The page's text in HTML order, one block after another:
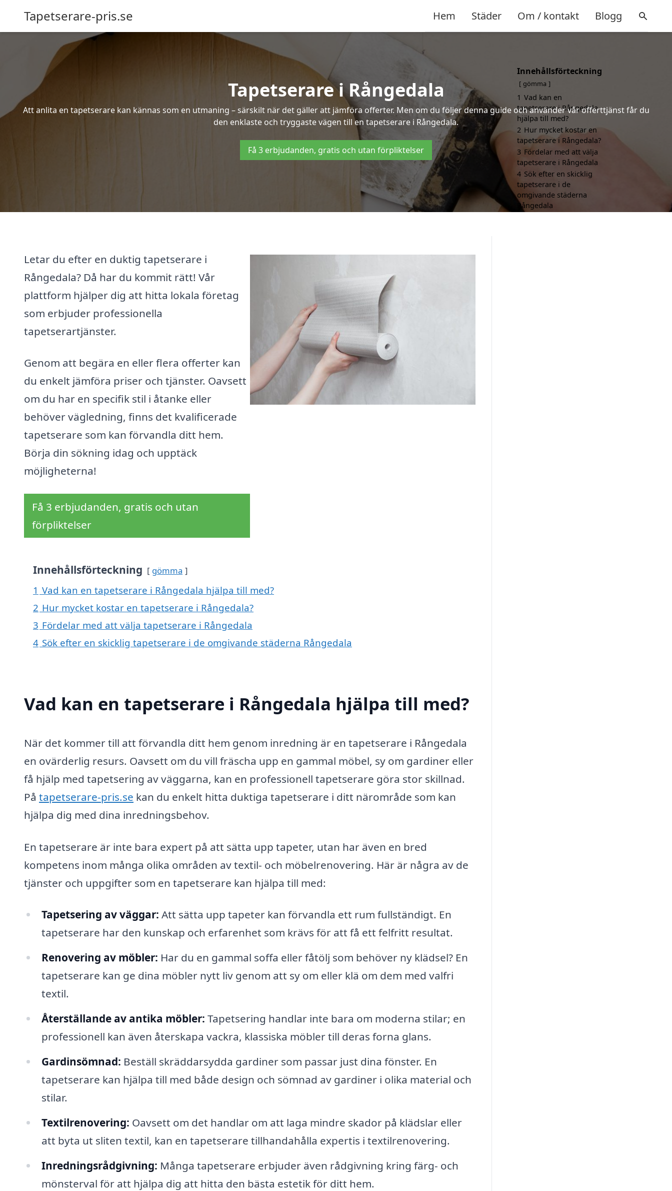
Tapetserare-pris.se Hem Städer Om / kontakt Blogg
Tapetserare i Rångedala
Att anlita en tapetserare kan kännas som en utmaning – särskilt när det gäller att jämföra offerter. Men om du följer denna guide och använder vår offerttjänst får du
den enklaste och tryggaste vägen till en tapetserare i Rångedala.
Få 3 erbjudanden, gratis och utan förpliktelser
Letar du efter en duktig tapetserare i
Rångedala? Då har du kommit rätt! Vår
plattform hjälper dig att hitta lokala företag
som erbjuder professionella
tapetserartjänster.
Genom att begära en eller flera offerter kan
du enkelt jämföra priser och tjänster. Oavsett
om du har en specifik stil i åtanke eller
behöver vägledning, finns det kvalificerade
tapetserare som kan förvandla ditt hem.
Börja din sökning idag och upptäck
möjligheterna!
Få 3 erbjudanden, gratis och utan
förpliktelser
Innehållsförteckning gömma
1 Vad kan en tapetserare i Rångedala hjälpa till med?
2 Hur mycket kostar en tapetserare i Rångedala?
3 Fördelar med att välja tapetserare i Rångedala
4 Sök efter en skicklig tapetserare i de omgivande städerna Rångedala
Vad kan en tapetserare i Rångedala hjälpa till med?
När det kommer till att förvandla ditt hem genom inredning är en tapetserare i Rångedala
en ovärderlig resurs. Oavsett om du vill fräscha upp en gammal möbel, sy om gardiner eller
få hjälp med tapetsering av väggarna, kan en professionell tapetserare göra stor skillnad.
På tapetserare-pris.se kan du enkelt hitta duktiga tapetserare i ditt närområde som kan
hjälpa dig med dina inredningsbehov.
En tapetserare är inte bara expert på att sätta upp tapeter, utan har även en bred
kompetens inom många olika områden av textil- och möbelrenovering. Här är några av de
tjänster och uppgifter som en tapetserare kan hjälpa till med:
Tapetsering av väggar: Att sätta upp tapeter kan förvandla ett rum fullständigt. En
tapetserare har den kunskap och erfarenhet som krävs för att få ett felfritt resultat.
Renovering av möbler: Har du en gammal soffa eller fåtölj som behöver ny klädsel? En
tapetserare kan ge dina möbler nytt liv genom att sy om eller klä om dem med valfri
textil.
Återställande av antika möbler: Tapetsering handlar inte bara om moderna stilar; en
professionell kan även återskapa vackra, klassiska möbler till deras forna glans.
Gardinsömnad: Beställ skräddarsydda gardiner som passar just dina fönster. En
tapetserare kan hjälpa till med både design och sömnad av gardiner i olika material och
stilar.
Textilrenovering: Oavsett om det handlar om att laga mindre skador på klädslar eller
att byta ut sliten textil, kan en tapetserare tillhandahålla expertis i textilrenovering.
Inredningsrådgivning: Många tapetserare erbjuder även rådgivning kring färg- och
mönsterval för att hjälpa dig att hitta den bästa estetik för ditt hem.
Innehållsförteckning
gömma
1 Vad kan en
tapetserare i Rångedala
hjälpa till med?
2 Hur mycket kostar en
tapetserare i Rångedala?
3 Fördelar med att välja
tapetserare i Rångedala
4 Sök efter en skicklig
tapetserare i de
omgivande städerna
Rångedala